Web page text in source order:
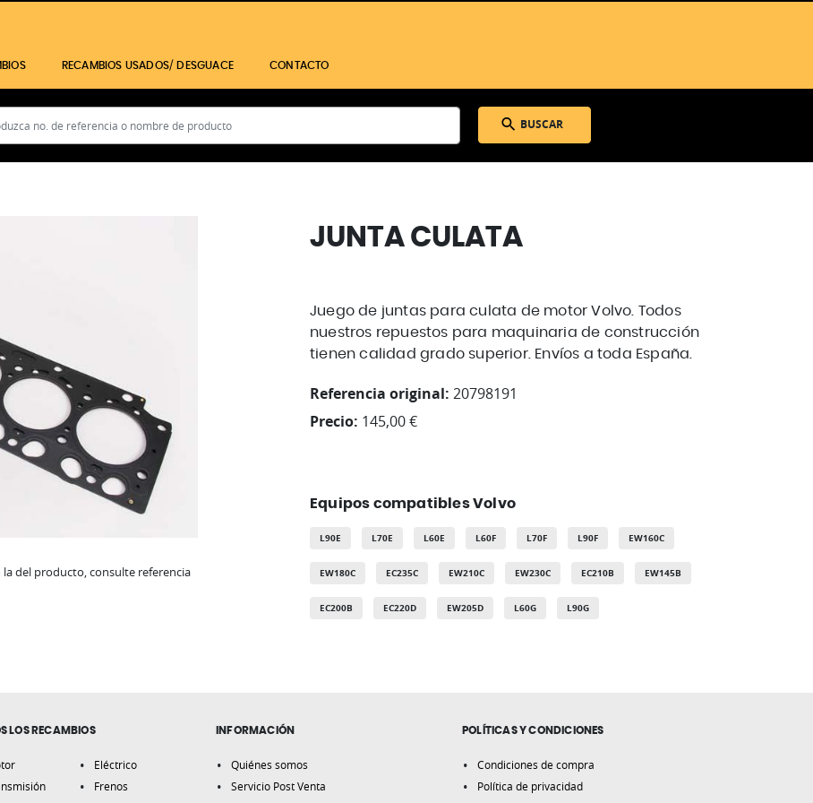
RECAMBIOS USADOS/ DESGUACE CONTACTO
BUSCAR
JUNTA CULATA
Juego de juntas para culata de motor Volvo. Todos
nuestros repuestos para maquinaria de construcción
tienen calidad grado superior. Envíos a toda España.
Referencia original: 20798191
Precio: 145,00 €
Equipos compatibles Volvo
L90E L70E L60E L60F L70F L90F EW160C
EW180C EC235C EW210C EW230C EC210B EW145B
EC200B EC220D EW205D L60G L90G
del producto, consulte referencia
LOS RECAMBIOS
Eléctrico
Frenos
INFORMACIÓN
Quiénes somos
Servicio Post Venta
POLÍTICAS Y CONDICIONES
Condiciones de compra
Política de privacidad